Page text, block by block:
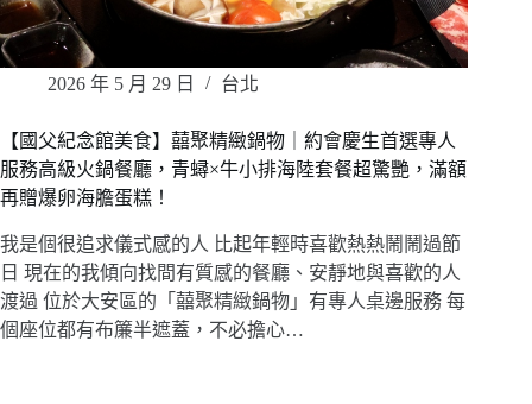
2026 年 5 月 29 日 台北
【國父紀念館美食】囍聚精緻鍋物｜約會慶生首選專人
服務高級火鍋餐廳，青蟳×牛小排海陸套餐超驚艷，滿額
再贈爆卵海膽蛋糕！
我是個很追求儀式感的人 比起年輕時喜歡熱熱鬧鬧過節
日 現在的我傾向找間有質感的餐廳、安靜地與喜歡的人
渡過 位於大安區的「囍聚精緻鍋物」有專人桌邊服務 每
個座位都有布簾半遮蓋，不必擔心…